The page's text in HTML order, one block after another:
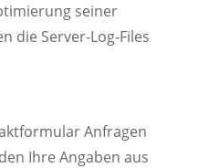
seiner
die Server-Log-Files
Anfragen
Ihre Angaben aus